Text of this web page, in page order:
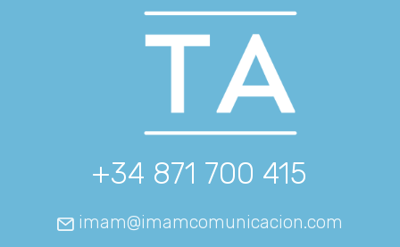
+34 871 700 415
imam@imamcomunicacion.com